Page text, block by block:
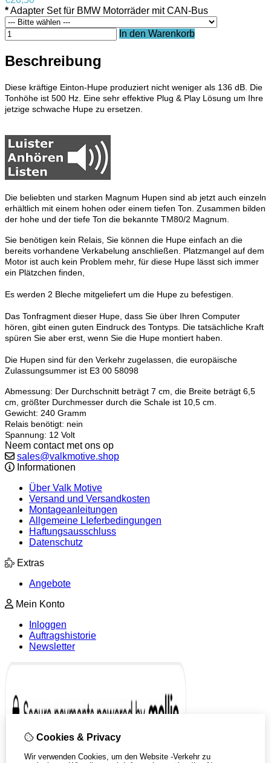
*Adapter Set für BMW Motorräder mit CAN-Bus
In den Warenkorb
Beschreibung
Diese kräftige Einton-Hupe produziert nicht weniger als 136 dB. Die
Tonhöhe ist 500 Hz. Eine sehr effektive Plug & Play Lösung um Ihre
jetzige schwache Hupe zu ersetzen.
Die beliebten und starken Magnum Hupen sind ab jetzt auch einzeln
erhältlich mit einem hohen oder einem tiefen Ton. Zusammen bilden
der hohe und der tiefe Ton die bekannte TM80/2 Magnum.
Sie benötigen kein Relais, Sie können die Hupe einfach an die
bereits vorhandene Verkabelung anschließen. Platzmangel auf dem
Motor ist auch kein Problem mehr, für diese Hupe lässt sich immer
ein Plätzchen finden,
Es werden 2 Bleche mitgeliefert um die Hupe zu befestigen.
Das Tonfragment dieser Hupe, dass Sie über Ihren Computer
hören, gibt einen guten Eindruck des Tontyps. Die tatsächliche Kraft
spüren Sie aber erst, wenn Sie die Hupe montiert haben.
Die Hupen sind für den Verkehr zugelassen, die europäische
Zulassungsummer ist E3 00 58098
Abmessung: Der Durchschnitt beträgt 7 cm, die Breite beträgt 6,5
cm, größter Durchmesser durch die Schale ist 10,5 cm.
Gewicht: 240 Gramm
Relais benötigt: nein
Spannung: 12 Volt
Neem contact met ons op
sales@valkmotive.shop
Informationen
Über Valk Motive
Versand und Versandkosten
Montageanleitungen
Allgemeine LIeferbedingungen
Haftungsausschluss
Datenschutz
Extras
Angebote
Mein Konto
Inloggen
Auftragshistorie
Newsletter
Cookies & Privacy
Wir verwenden Cookies, um den Website -Verkehr zu